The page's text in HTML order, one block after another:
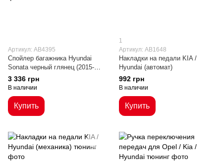
Артикул: AB4395
Cпойлер багажника Hyundai
Sonata черный глянец (2015-
2019)
3 336 грн
В наличии
Купить
1
Артикул: AB1648
Накладки на педали KIA /
Hyundai (автомат)
992 грн
В наличии
Купить